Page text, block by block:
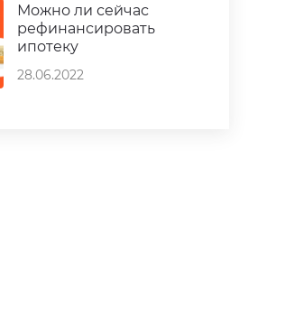
Можно ли сейчас
рефинансировать
ипотеку
28.06.2022